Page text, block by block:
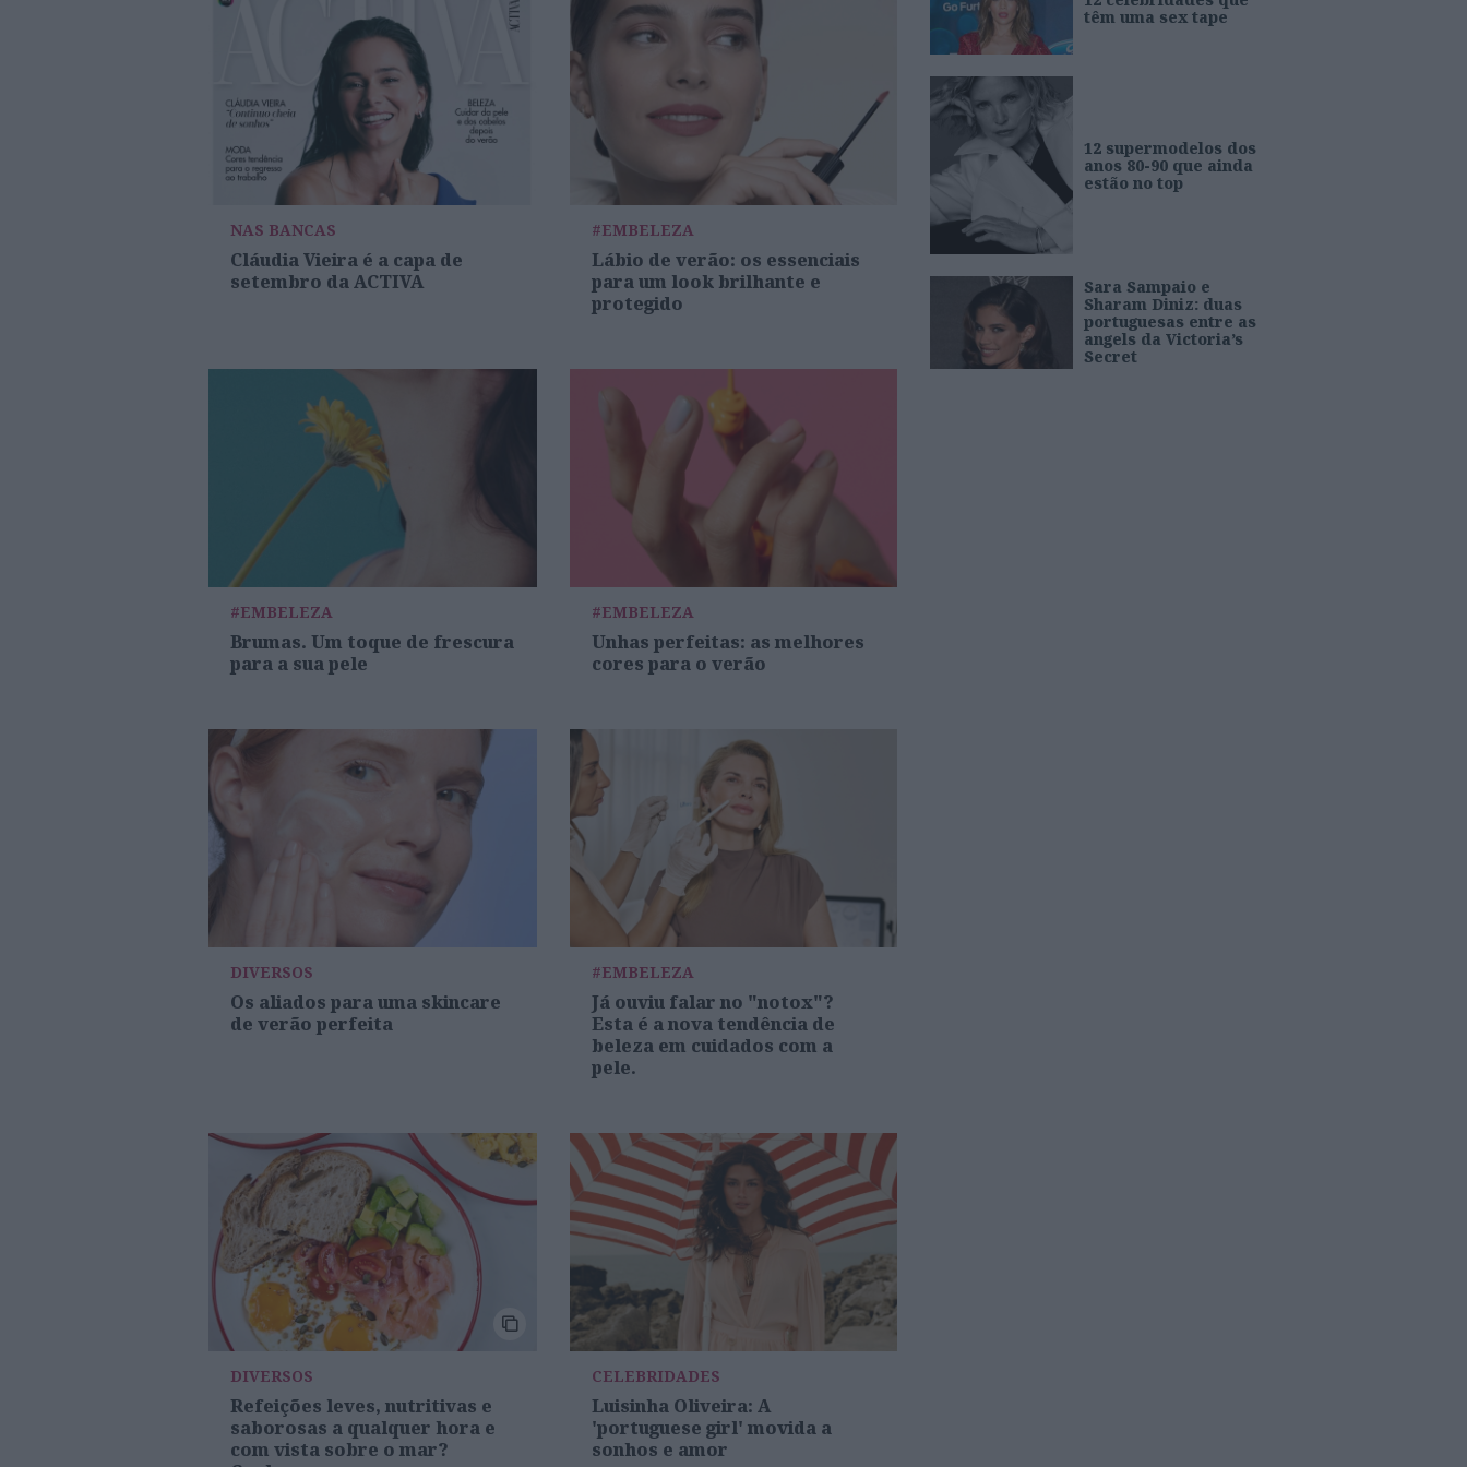
NAS BANCAS
Cláudia Vieira é a capa de
setembro da ACTIVA
#EMBELEZA
Lábio de verão: os essenciais
para um look brilhante e
protegido
#EMBELEZA
Brumas. Um toque de frescura
para a sua pele
#EMBELEZA
Unhas perfeitas: as melhores
cores para o verão
DIVERSOS
Os aliados para uma skincare
de verão perfeita
#EMBELEZA
Já ouviu falar no "notox"?
Esta é a nova tendência de
beleza em cuidados com a
pele.
DIVERSOS
Refeições leves, nutritivas e
saborosas a qualquer hora e
com vista sobre o mar?
CELEBRIDADES
Luisinha Oliveira: A
'portuguese girl' movida a
sonhos e amor
têm uma sex tape
12 supermodelos dos
anos 80-90 que ainda
estão no top
Sara Sampaio e
Sharam Diniz: duas
portuguesas entre as
angels da Victoria’s
Secret